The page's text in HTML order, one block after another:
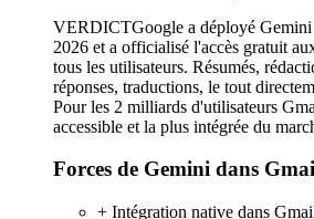
VERDICTGoogle a déployé
2026 et a officialisé l'accès gratuit
tous les utilisateurs. Résumés,
réponses, traductions, le tout
Pour les 2 milliards d'utilisateurs
accessible et la plus intégrée du
Forces de Gemini dans
+ Intégration native dans